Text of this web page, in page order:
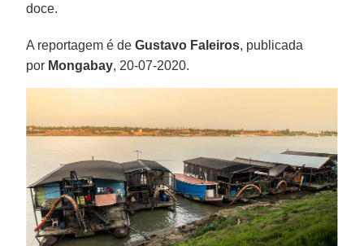
doce.
A reportagem é deGustavo Faleiros, publicada
por Mongabay, 20-07-2020.